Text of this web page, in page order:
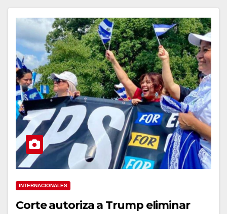
INTERNACIONALES
Corte autoriza a Trump eliminar